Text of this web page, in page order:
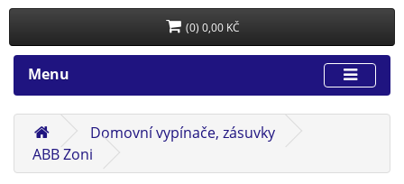
(0) 0,00 KČ
Menu
Domovní vypínače, zásuvky
ABB Zoni